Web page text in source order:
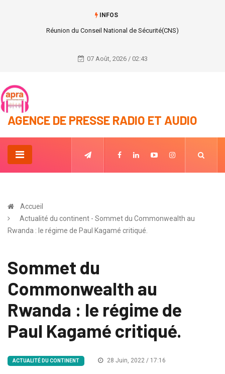
INFOS
Réunion du Conseil National de Sécurité(CNS)
07 Août, 2026 / 02:43
AGENCE DE PRESSE RADIO ET AUDIO
Accueil
Actualité du continent - Sommet du Commonwealth au
Rwanda : le régime de Paul Kagamé critiqué.
Sommet du
Commonwealth au
Rwanda : le régime de
Paul Kagamé critiqué.
ACTUALITÉ DU CONTINENT 28 Juin, 2022 / 17:16